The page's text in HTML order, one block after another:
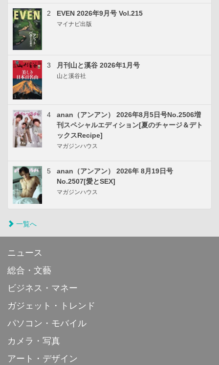
2 EVEN 2026年9月号 Vol.215
マイナビ出版
3 月刊山と溪谷 2026年1月号
山と溪谷社
4
anan（アンアン） 2026年8月5日号No.2506増
刊スペシャルエディション[夏のチャージ＆デト
ックスRecipe]
マガジンハウス
5
anan（アンアン） 2026年 8月19日号
No.2507[愛とSEX]
マガジンハウス
一覧へ
ニュース
総合・文藝
ビジネス・マネー
ガジェット・トレンド
パソコン・モバイル
カメラ・写真
アート・デザイン